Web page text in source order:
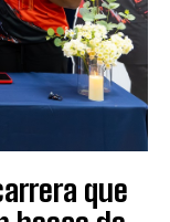
que